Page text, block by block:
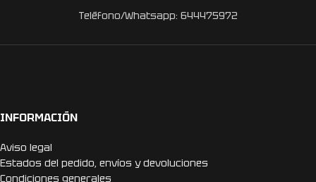
Teléfono/Whatsapp: 644475972
INFORMACIÓN
Aviso legal
Estados del pedido, envíos y devoluciones
Condiciones generales